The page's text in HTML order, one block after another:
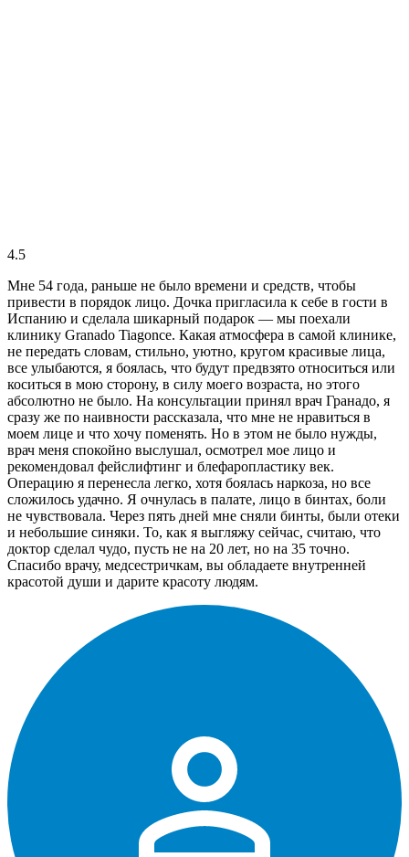
4.5
Мне 54 года, раньше не было времени и средств, чтобы
привести в порядок лицо. Дочка пригласила к себе в гости в
Испанию и сделала шикарный подарок — мы поехали
клинику Granado Tiagonce. Какая атмосфера в самой клинике,
не передать словам, стильно, уютно, кругом красивые лица,
все улыбаются, я боялась, что будут предвзято относиться или
коситься в мою сторону, в силу моего возраста, но этого
абсолютно не было. На консультации принял врач Гранадо, я
сразу же по наивности рассказала, что мне не нравиться в
моем лице и что хочу поменять. Но в этом не было нужды,
врач меня спокойно выслушал, осмотрел мое лицо и
рекомендовал фейслифтинг и блефаропластику век.
Операцию я перенесла легко, хотя боялась наркоза, но все
сложилось удачно. Я очнулась в палате, лицо в бинтах, боли
не чувствовала. Через пять дней мне сняли бинты, были отеки
и небольшие синяки. То, как я выгляжу сейчас, считаю, что
доктор сделал чудо, пусть не на 20 лет, но на 35 точно.
Спасибо врачу, медсестричкам, вы обладаете внутренней
красотой души и дарите красоту людям.